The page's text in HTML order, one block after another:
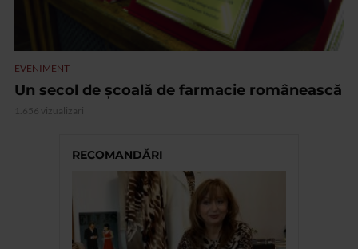
EVENIMENT
Un secol de școală de farmacie românească
1.656 vizualizari
RECOMANDĂRI